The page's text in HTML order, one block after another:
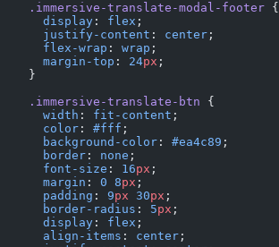
    .immersive-translate-modal-footer
{
      display
: flex ;
      justify-content
: center ;
      flex-wrap
: wrap ;
      margin-top
: 24px ;
    }
    .immersive-translate-btn
{
      width
: fit-content ;
      color
: #fff ;
      background-color
: #ea4c89 ;
      border
: none ;
      font-size
: 16px ;
      margin
: 0 8px ;
      padding
: 9px 30px ;
      border-radius
: 5px ;
      display
: flex ;
      align-items
: center ;